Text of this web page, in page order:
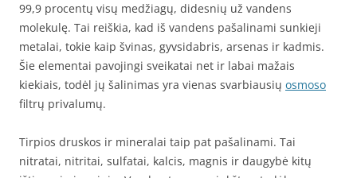
99,9 procentų visų medžiagų, didesnių už vandens
molekulę. Tai reiškia, kad iš vandens pašalinami sunkieji
metalai, tokie kaip švinas, gyvsidabris, arsenas ir kadmis.
Šie elementai pavojingi sveikatai net ir labai mažais
kiekiais, todėl jų šalinimas yra vienas svarbiausių osmoso
filtrų privalumų.
Tirpios druskos ir mineralai taip pat pašalinami. Tai
nitratai, nitritai, sulfatai, kalcis, magnis ir daugybė kitų